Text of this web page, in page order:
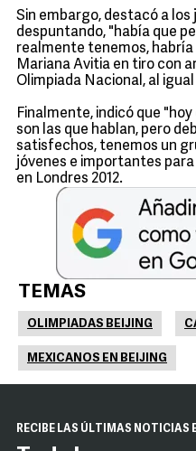
Sin embargo, destacó a los
despuntando, "había que
realmente tenemos,
Mariana Avitia en tiro con
Olimpiada Nacional, al
Finalmente, indicó que
son las que hablan, pero
satisfechos, tenemos un
jóvenes e importantes
en Londres 2012.
TEMAS
OLIMPIADAS BEIJING
MEXICANOS EN BEIJING
RECIBE LAS ÚLTIMAS NOTICIAS